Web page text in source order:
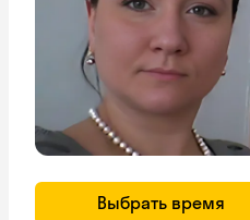
Выбрать время